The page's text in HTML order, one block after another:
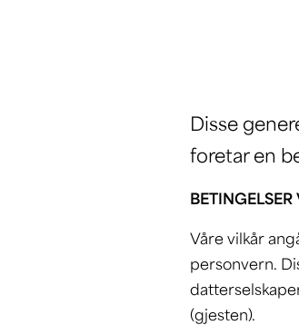
Disse
foretar en
Våre vilkår
personvern.
(gjesten).